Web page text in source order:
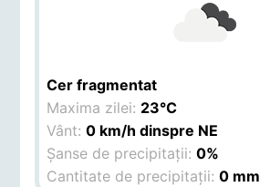
Cer fragmentat
Maxima zilei: 23°C
Vânt:0 km/h dinspre NE
Șanse de precipitații:0%
Cantitate de precipitații:0 mm